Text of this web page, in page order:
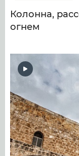
Колонна,
огнем